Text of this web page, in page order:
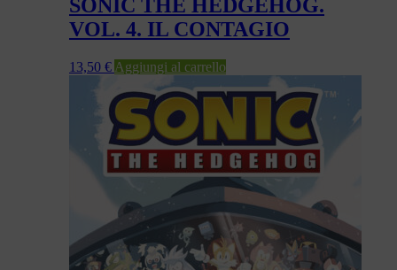
SONIC THE HEDGEHOG.
VOL. 4. IL CONTAGIO
13,50 € Aggiungi al carrello